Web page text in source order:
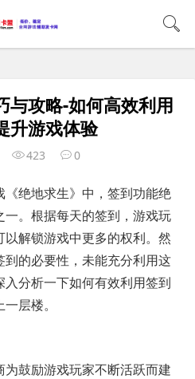
与攻略-如何高效利用
升游戏体验
423 0
绝地求生》中，签到功能绝
。根据每天的签到，游戏玩
解锁游戏中更多的权利。然
的必要性，未能充分利用这
分析一下如何有效利用签到
层楼。
鼓励游戏玩家不断活跃而建